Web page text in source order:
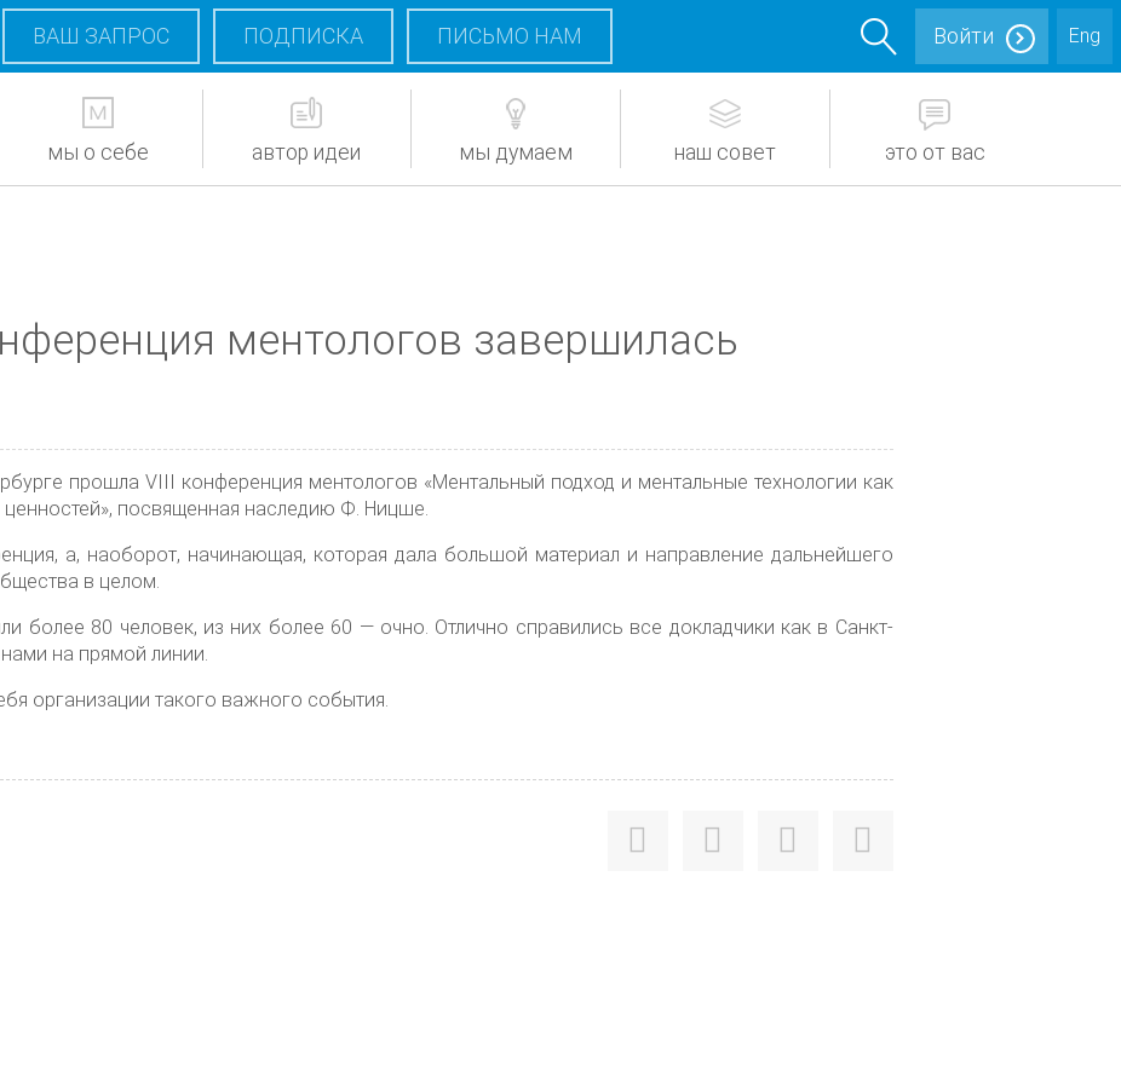
ВАШ ЗАПРОС ПОДПИСКА ПИСЬМО НАМ Eng
Войти
мы о себе автор идеи мы думаем наш совет это от вас
ментологов завершилась
прошла VIII конференция ментологов «Ментальный подход и ментальные технологии как
ценностей», посвященная наследию Ф. Ницше.
а, наоборот, начинающая, которая дала большой материал и направление дальнейшего
в целом.
более 80 человек, из них более 60 — очно. Отлично справились все докладчики как в Санкт-
нами на прямой линии.
организации такого важного события.